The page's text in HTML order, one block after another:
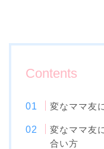
Contents
変なママ友
変なママ友
合い方